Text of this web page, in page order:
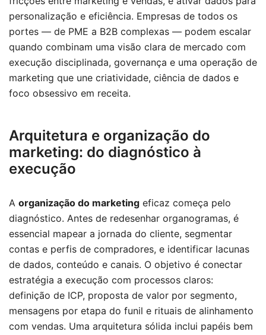
personalização e eficiência. Empresas de todos os
portes — de PME a B2B complexas — podem escalar
quando combinam uma visão clara de mercado com
execução disciplinada, governança e uma operação de
marketing que une criatividade, ciência de dados e
foco obsessivo em receita.
Arquitetura e organização do
marketing: do diagnóstico à
execução
A organização do marketing eficaz começa pelo
diagnóstico. Antes de redesenhar organogramas, é
essencial mapear a jornada do cliente, segmentar
contas e perfis de compradores, e identificar lacunas
de dados, conteúdo e canais. O objetivo é conectar
estratégia a execução com processos claros:
definição de ICP, proposta de valor por segmento,
mensagens por etapa do funil e rituais de alinhamento
com vendas. Uma arquitetura sólida inclui papéis bem